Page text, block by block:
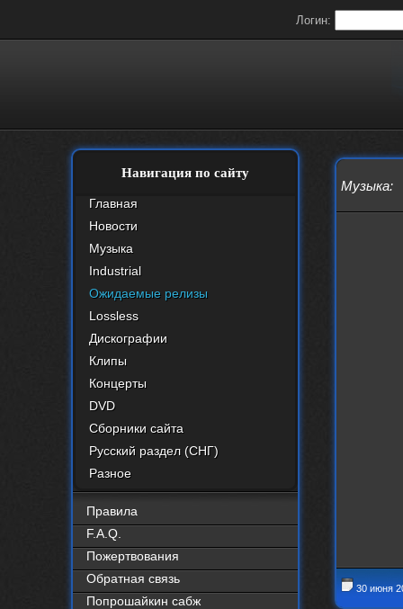
Логин:
Навигация по сайту
Главная
Новости
Музыка
Industrial
Ожидаемые релизы
Lossless
Дискографии
Клипы
Концерты
DVD
Сборники сайта
Русский раздел (СНГ)
Разное
Правила
F.A.Q.
Пожертвования
Обратная связь
Попрошайкин сабж
Музыка:
30 июня